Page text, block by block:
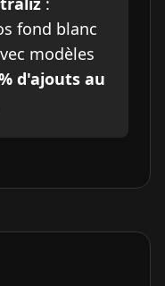
fond blanc
modèles
d'ajouts au